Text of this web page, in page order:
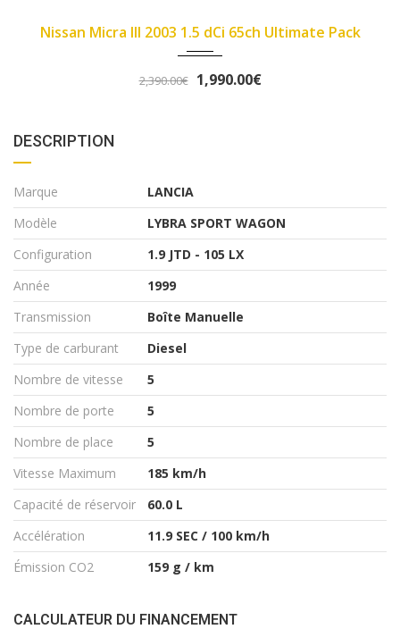
Pack Fiat Panda II 2007 1.1 8v 54ch
3,490.00€
DESCRIPTION
Marque
LANCIA
Modèle
LYBRA SPORT WAGON
Configuration
1.9 JTD - 105 LX
Année
1999
Transmission
Boîte Manuelle
Type de carburant
Diesel
Nombre de vitesse
5
Nombre de porte
5
Nombre de place
5
Vitesse Maximum
185 km/h
Capacité de réservoir
60.0 L
Accélération
11.9 SEC / 100 km/h
Émission CO2
159 g / km
CALCULATEUR DU FINANCEMENT